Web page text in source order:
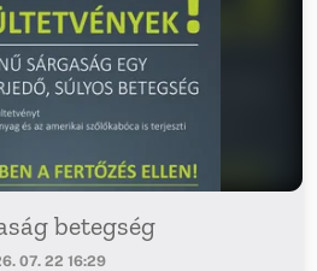
betegség
07. 22 16:29